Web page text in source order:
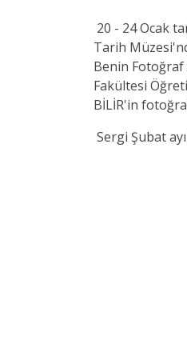
20 - 24 Ocak
Tarih
Benin Fotoğraf
Fakültesi
BİLİR'in
Sergi Şubat